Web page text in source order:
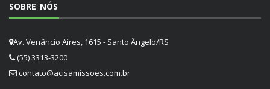
SOBRE NÓS
Av. Venâncio Aires, 1615 - Santo Ângelo/RS
(55) 3313-3200
contato@acisamissoes.com.br